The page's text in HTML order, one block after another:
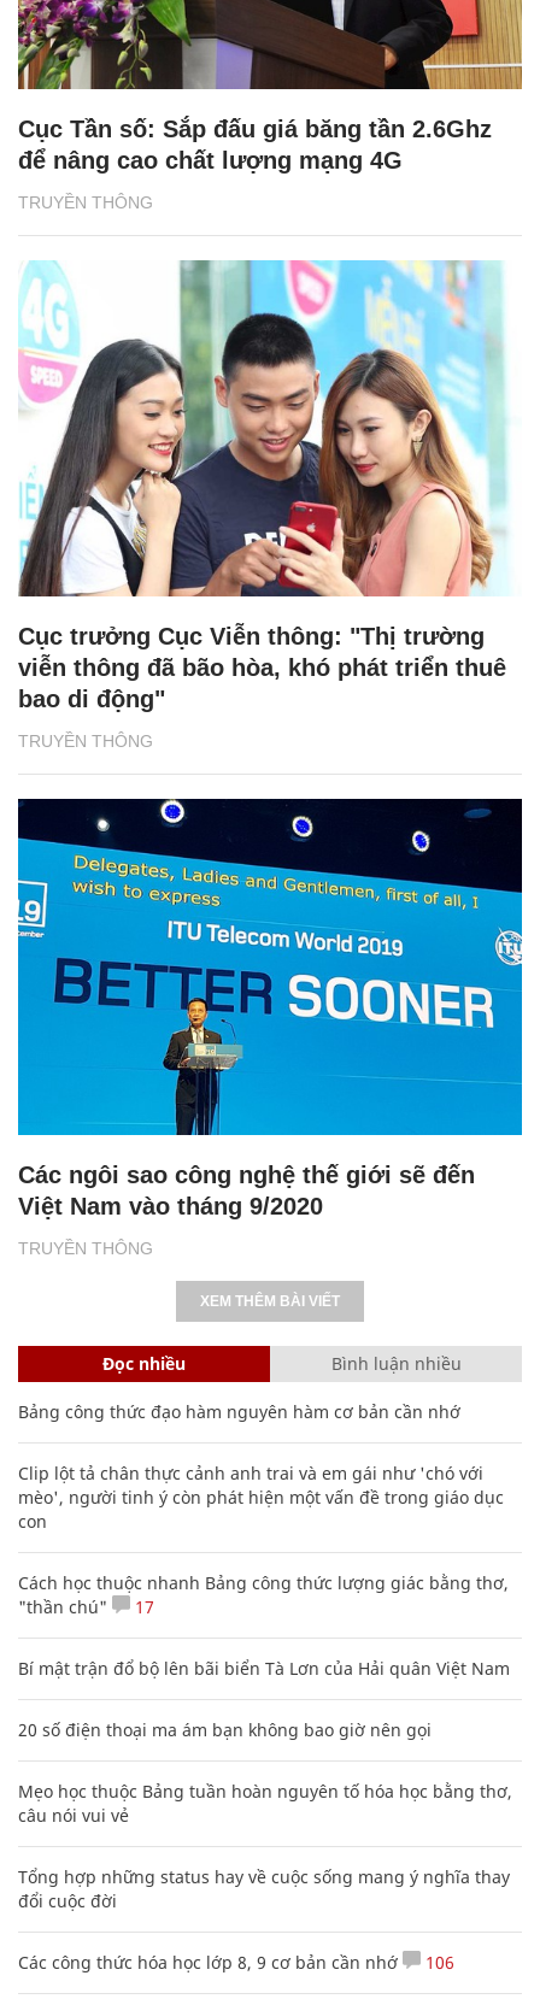
TRUYỀN THÔNG
Cục Tần số: Sắp đấu giá băng tần 2.6Ghz
để nâng cao chất lượng mạng 4G
TRUYỀN THÔNG
Cục trưởng Cục Viễn thông: "Thị trường
viễn thông đã bão hòa, khó phát triển thuê
bao di động"
TRUYỀN THÔNG
Các ngôi sao công nghệ thế giới sẽ đến
Việt Nam vào tháng 9/2020
XEM THÊM BÀI VIẾT
Đọc nhiều Bình luận nhiều
Bảng công thức đạo hàm nguyên hàm cơ bản cần nhớ
Clip lột tả chân thực cảnh anh trai và em gái như 'chó với
mèo', người tinh ý còn phát hiện một vấn đề trong giáo dục
con
Cách học thuộc nhanh Bảng công thức lượng giác bằng thơ,
"thần chú"
17
Bí mật trận đổ bộ lên bãi biển Tà Lơn của Hải quân Việt Nam
20 số điện thoại ma ám bạn không bao giờ nên gọi
Mẹo học thuộc Bảng tuần hoàn nguyên tố hóa học bằng thơ,
câu nói vui vẻ
Tổng hợp những status hay về cuộc sống mang ý nghĩa thay
đổi cuộc đời
Các công thức hóa học lớp 8, 9 cơ bản cần nhớ 106